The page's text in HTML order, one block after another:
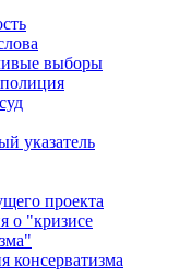
выборы
указатель
проекта
о "кризисе
консерватизма